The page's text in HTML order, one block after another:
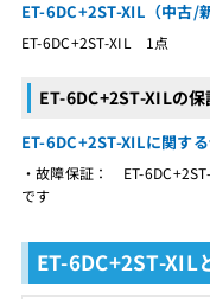
ET-6DC+2ST-XIL（中古/
ET-6DC+2ST-XIL 1点
ET-6DC+2ST-XILの
ET-6DC+2ST-XILに関す
・故障保証： ET-
です
ET-6DC+2ST-XIL